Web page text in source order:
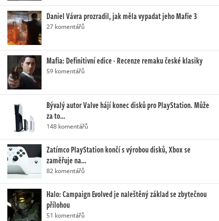
Daniel Vávra prozradil, jak měla vypadat jeho Mafie 3
27 komentářů
Mafia: Definitivní edice - Recenze remaku české klasiky
59 komentářů
Bývalý autor Valve hájí konec disků pro PlayStation. Může
za to…
148 komentářů
Zatímco PlayStation končí s výrobou disků, Xbox se
zaměřuje na…
82 komentářů
Halo: Campaign Evolved je naleštěný základ se zbytečnou
přílohou
51 komentářů